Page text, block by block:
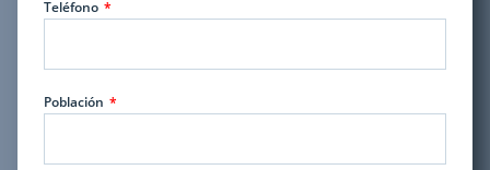
Teléfono
Población